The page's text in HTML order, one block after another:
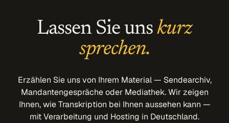
Lassen Sie uns kurz
sprechen.
Erzählen Sie uns von Ihrem Material — Sendearchiv,
Mandantengespräche oder Mediathek. Wir zeigen
Ihnen, wie Transkription bei Ihnen aussehen kann —
mit Verarbeitung und Hosting in Deutschland.